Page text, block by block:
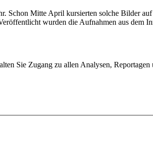
Schon Mitte April kursierten solche Bilder
wurden die Aufnahmen aus dem
Sie Zugang zu allen Analysen, Reportagen